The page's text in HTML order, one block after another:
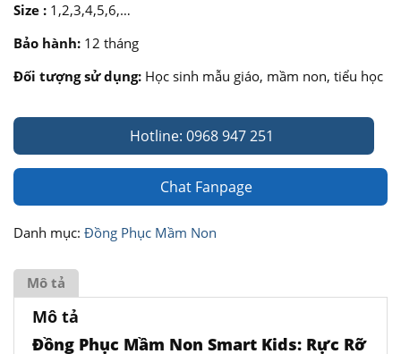
Size : 1,2,3,4,5,6,…
Bảo hành: 12 tháng
Đối tượng sử dụng: Học sinh mẫu giáo, mầm non, tiểu học
Hotline: 0968 947 251
Chat Fanpage
Danh mục: Đồng Phục Mầm Non
Mô tả
Mô tả
Đồng Phục Mầm Non Smart Kids: Rực Rỡ